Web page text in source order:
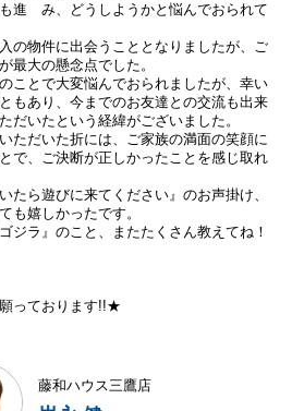
進 み、どうしようかと悩んでおられて
の物件に出会うこととなりましたが、ご
大の懸念点でした。
ことで大変悩んでおられましたが、幸い
もあり、今までのお友達との交流も出来
いたという経緯がございました。
ただいた折には、ご家族の満面の笑顔に
で、ご決断が正しかったことを感じ取れ
ら遊びに来てください』のお声掛け、
嬉しかったです。
ジラ』のこと、またたくさん教えてね！
っております!!★
藤和ハウス三鷹店